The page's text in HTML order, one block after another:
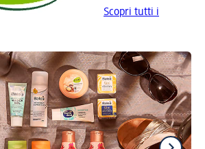
Scopri tutti i